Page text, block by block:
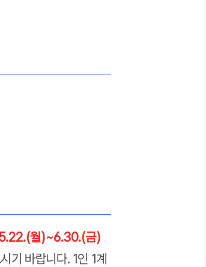
월)~6.30.(금)
기 바랍니다. 1인 1계